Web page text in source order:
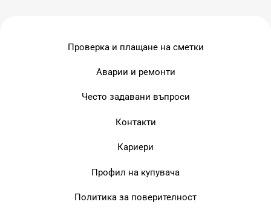
Проверка и плащане на сметки
Аварии и ремонти
Често задавани въпроси
Контакти
Кариери
Профил на купувача
Политика за поверителност